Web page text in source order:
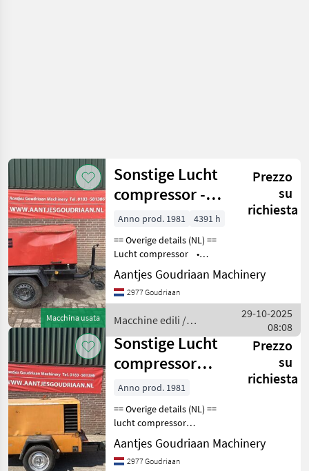
Macchina usata
Sonstige Lucht
compressor -
Gebruikt
Prezzo
su
richiesta
Anno prod. 1981
4391 h
== Overige details (NL) ==
Lucht compressor •
Werkdruk 11 bar • 4391
uur • Weg verlichting •
Geheel werkend Staat:
Aantjes Goudriaan Machinery
2977 Goudriaan
Macchine edili /
Sonstige
29-10-2025
08:08
Sonstige Lucht
compressor
Mannesmann
Demag -
Gebruikt
Prezzo
su
richiesta
Anno prod. 1981
== Overige details (NL) ==
lucht compressor
Mannesmann Demag •
Werkdruk 12 bar • Weg
verlichting Staat: Gebruikt
Aantjes Goudriaan Machinery
2977 Goudriaan